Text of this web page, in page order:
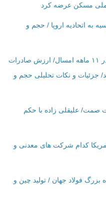
ملی مسکن عرضه کرد
به اتحادیه اروپا / حجم و
صادرات ۱۱.۶ میلیون تن آهن و فولاد در ۱۱ ماهه امسال/ ارزش صادرات
دلار رسید/ جزئیات و نکات تحلیلی حجم و
صمت/ علیقلی زاده با حکم
کدام شرکت ‌های معدنی و
بزرگ فولاد جهان / تولید چین و